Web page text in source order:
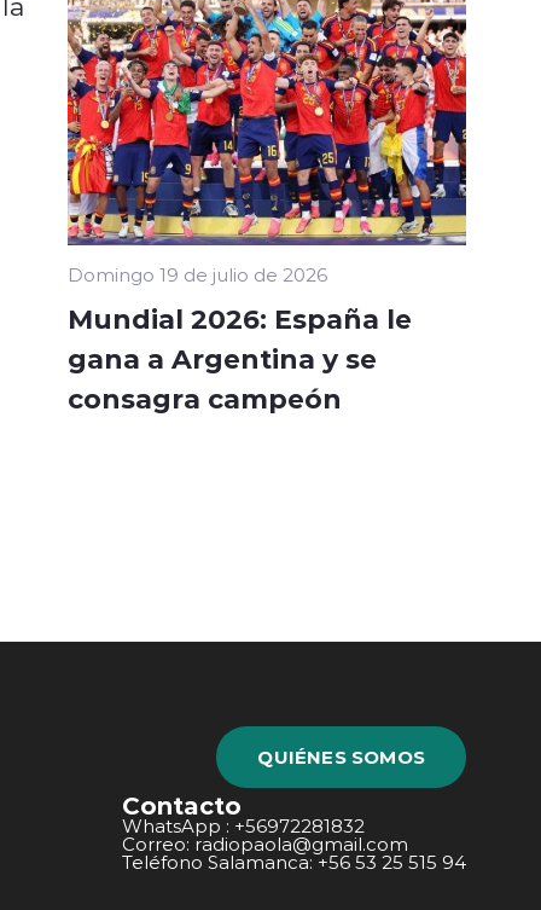
Domingo 19 de julio de 2026
Mundial 2026: España le
gana a Argentina y se
consagra campeón
QUIÉNES SOMOS
Contacto
WhatsApp : +56972281832
Correo: radiopaola@gmail.com
Teléfono Salamanca: +56 53 25 515 94